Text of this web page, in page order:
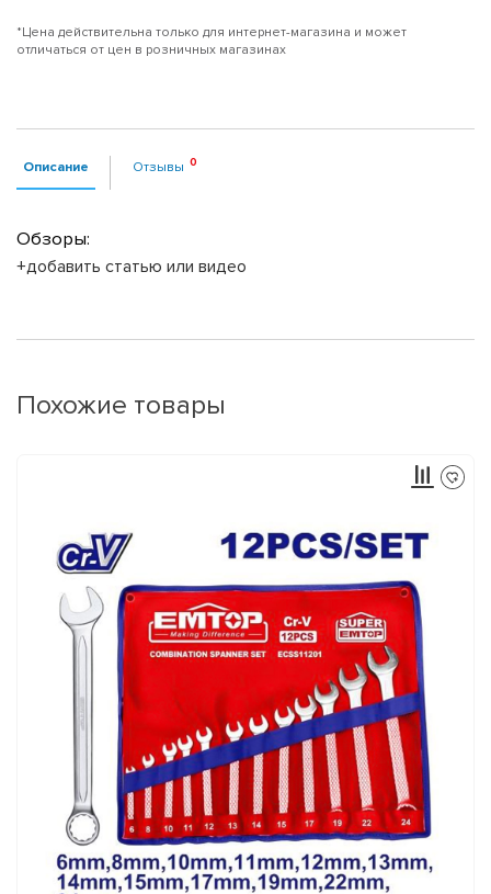
*Цена действительна только для интернет-магазина и может
отличаться от цен в розничных магазинах
Описание Отзывы
Обзоры:
+добавить статью или видео
Похожие товары